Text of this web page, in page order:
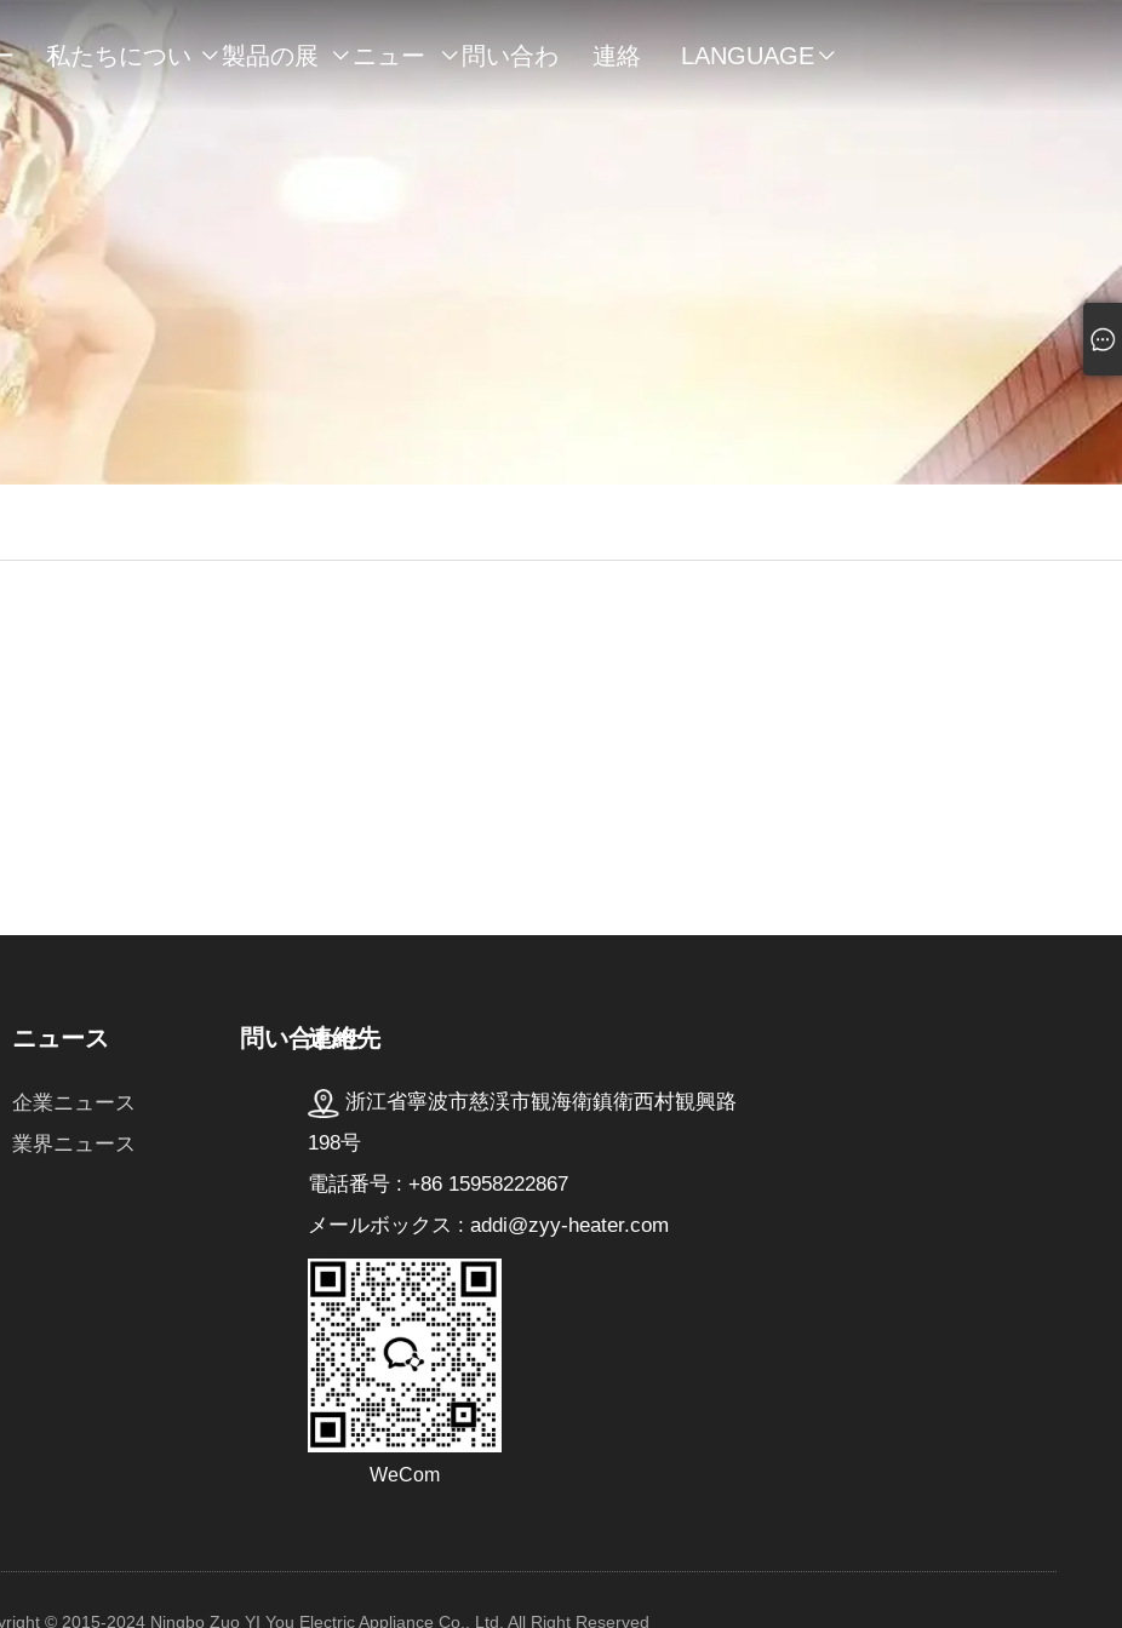
私たちについ
て
 製品の展  ニュー  問い合わ 連絡 LANGUAGE 
ニュース
企業ニュース
業界ニュース
問い合わせ
連絡先
浙江省寧波市慈渓市観海衛鎮衛西村観興路
198号
電話番号 : +86 15958222867
メールボックス : addi@zyy-heater.com
WeCom
© 2015-2024 Ningbo Zuo YI You Electric Appliance Co., Ltd. All Right Reserved